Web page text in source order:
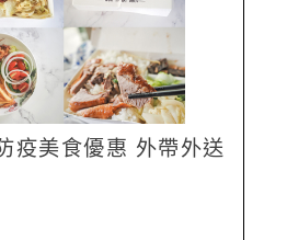
疫美食優惠 外帶外送